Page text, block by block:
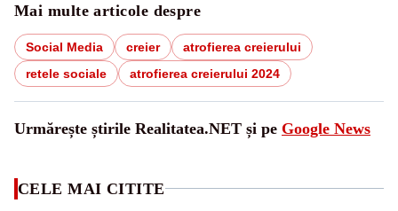
Mai multe articole despre
Social Media creier
atrofierea creierului
retele sociale
atrofierea creierului 2024
Urmărește știrile Realitatea.NET și pe Google News
CELE MAI CITITE